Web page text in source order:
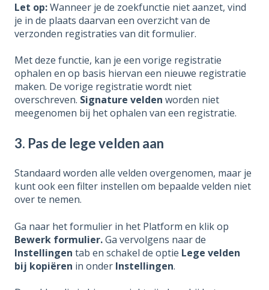
Let op:Wanneer je de zoekfunctie niet aanzet, vind
je in de plaats daarvan een overzicht van de
verzonden registraties van dit formulier.
Met deze functie, kan je een vorige registratie
ophalen en op basis hiervan een nieuwe registratie
maken. De vorige registratie wordt niet
overschreven. Signature velden worden niet
meegenomen bij het ophalen van een registratie.
3. Pas de lege velden aan
Standaard worden alle velden overgenomen, maar je
kunt ook een filter instellen om bepaalde velden niet
over te nemen.
Ga naar het formulier in het Platform en klik op
Bewerk formulier.Ga vervolgens naar de
Instellingen tab en schakel de optie Lege velden
bij kopiëren in onder Instellingen.